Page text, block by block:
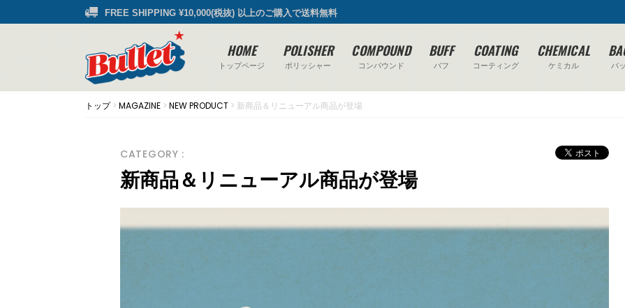
FREE SHIPPING ¥10,000(税抜) 以上のご購入で送料無料
HOME
トップページ
POLISHER
ポリッシャー
COMPOUND
コンパウンド
BUFF
バフ
COATING
コーティング
CHEMICAL
ケミカル バ
トップ> MAGAZINE > NEW PRODUCT > 新商品＆リニューアル商品が登場
CATEGORY :
新商品＆リニューアル商品が登場